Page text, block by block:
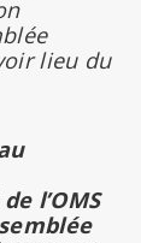
lieu du
l’OMS